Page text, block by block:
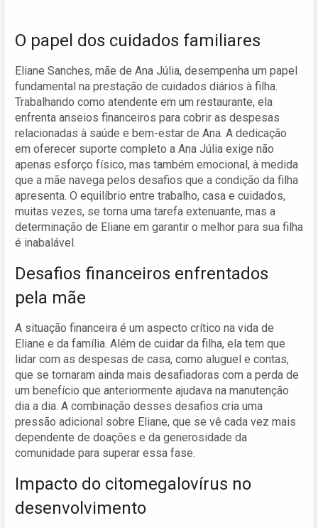
O papel dos cuidados familiares
Eliane Sanches, mãe de Ana Júlia, desempenha um papel
fundamental na prestação de cuidados diários à filha.
Trabalhando como atendente em um restaurante, ela
enfrenta anseios financeiros para cobrir as despesas
relacionadas à saúde e bem-estar de Ana. A dedicação
em oferecer suporte completo a Ana Júlia exige não
apenas esforço físico, mas também emocional, à medida
que a mãe navega pelos desafios que a condição da filha
apresenta. O equilíbrio entre trabalho, casa e cuidados,
muitas vezes, se torna uma tarefa extenuante, mas a
determinação de Eliane em garantir o melhor para sua filha
é inabalável.
Desafios financeiros enfrentados
pela mãe
A situação financeira é um aspecto crítico na vida de
Eliane e da família. Além de cuidar da filha, ela tem que
lidar com as despesas de casa, como aluguel e contas,
que se tornaram ainda mais desafiadoras com a perda de
um benefício que anteriormente ajudava na manutenção
dia a dia. A combinação desses desafios cria uma
pressão adicional sobre Eliane, que se vê cada vez mais
dependente de doações e da generosidade da
comunidade para superar essa fase.
Impacto do citomegalovírus no
desenvolvimento